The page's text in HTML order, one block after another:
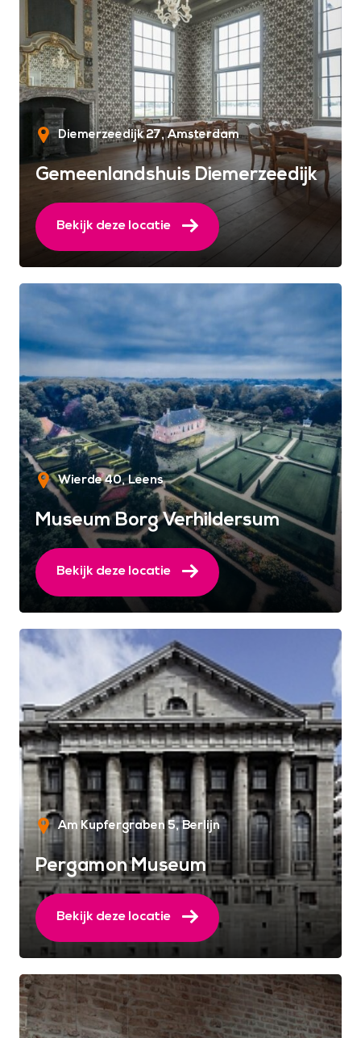
Diemerzeedijk 27 Amsterdam
Gemeenlandshuis Diemerzeedijk
Bekijk deze locatie
Wierde 40 Leens
Museum Borg Verhildersum
Bekijk deze locatie
Am Kupfergraben 5 Berlijn
Pergamon Museum
Bekijk deze locatie